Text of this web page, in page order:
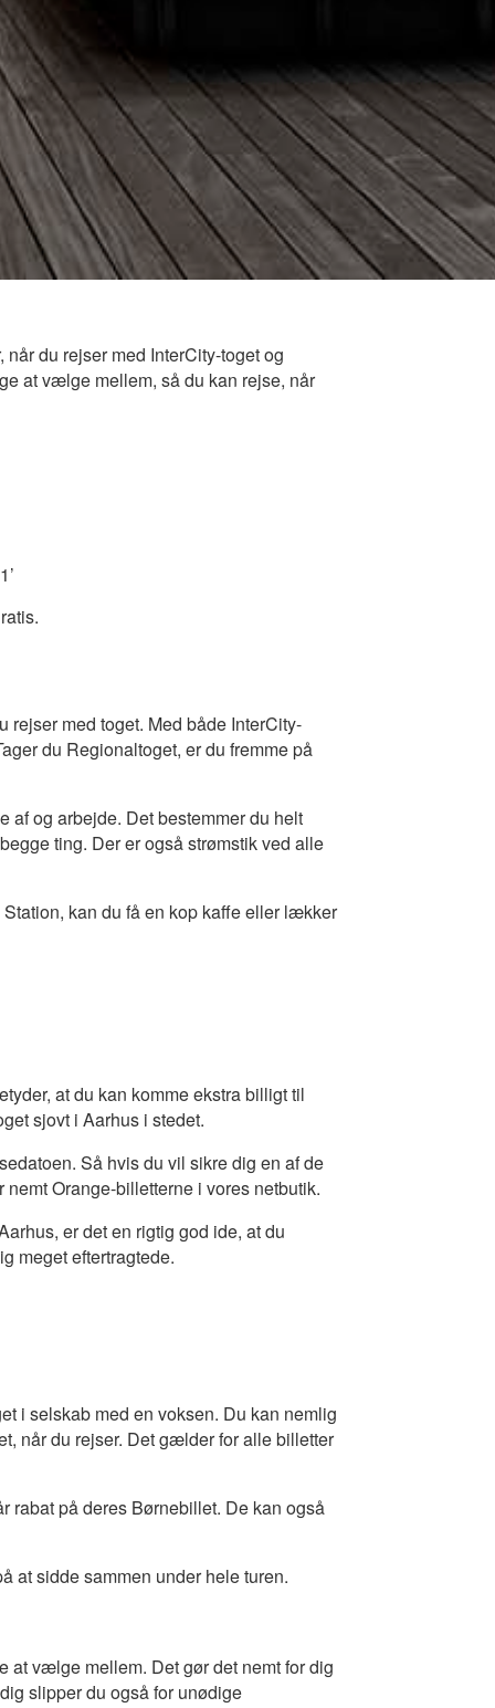
du rejser med InterCity-toget og
at vælge mellem, så du kan rejse, når
rejser med toget. Med både InterCity-
du Regionaltoget, er du fremme på
og arbejde. Det bestemmer du helt
ting. Der er også strømstik ved alle
kan du få en kop kaffe eller lækker
at du kan komme ekstra billigt til
sjovt i Aarhus i stedet.
Så hvis du vil sikre dig en af de
Orange-billetterne i vores netbutik.
er det en rigtig god ide, at du
meget eftertragtede.
i selskab med en voksen. Du kan nemlig
når du rejser. Det gælder for alle billetter
rabat på deres Børnebillet. De kan også
at sidde sammen under hele turen.
at vælge mellem. Det gør det nemt for dig
slipper du også for unødige